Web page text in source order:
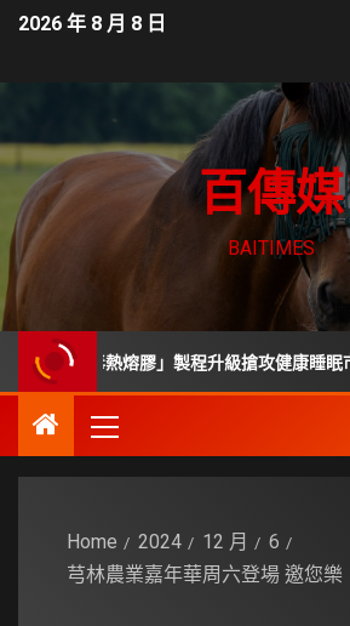
2026 年 8 月 8 日
百傳媒
BAITIMES
毒熱熔膠」製程升級搶攻健康睡眠市場
Home 2024 12 月
6
芎林農業嘉年華周六登場 邀您樂